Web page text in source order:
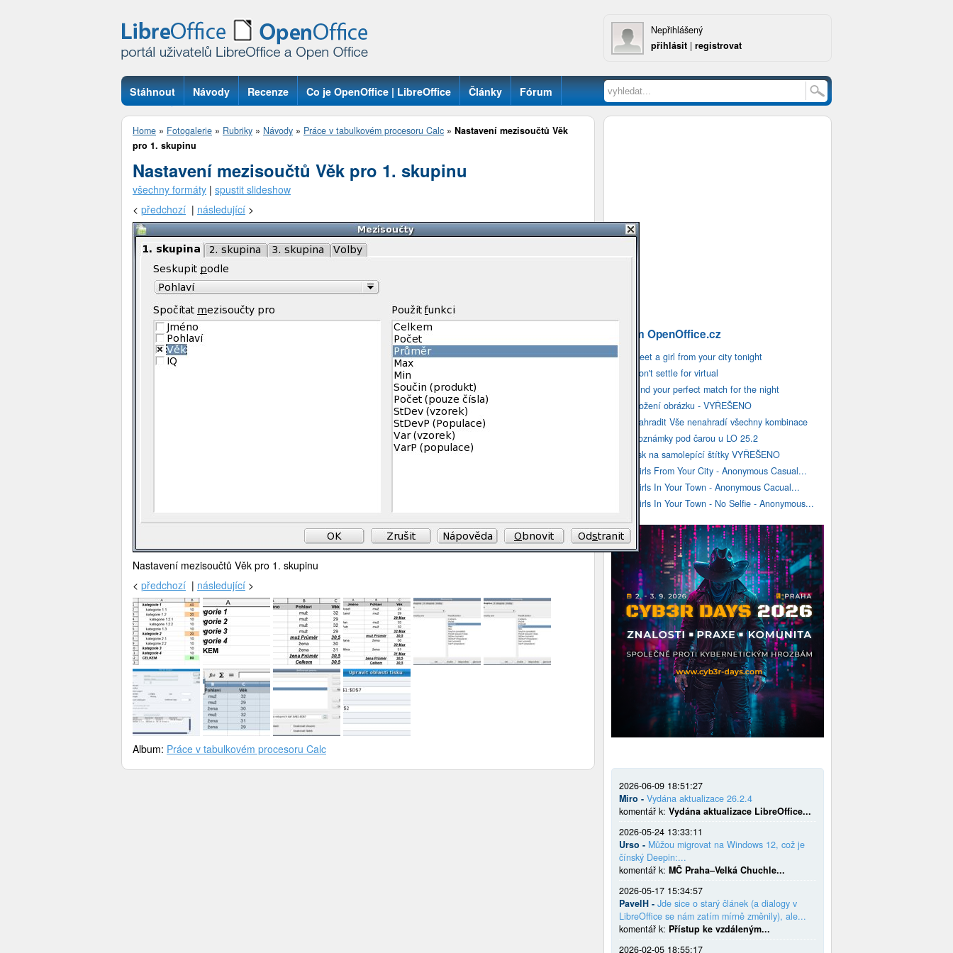
Nepřihlášený
přihlásit | registrovat
Stáhnout Návody Recenze Co je OpenOffice | LibreOffice Články Fórum
Otázky
Home » Fotogalerie » Rubriky » Návody » Práce v tabulkovém procesoru Calc » Nastavení mezisoučtů Věk
pro 1. skupinu
Nastavení mezisoučtů Věk pro 1. skupinu
všechny formáty | spustit slideshow
< předchozí | následující >
Nastavení mezisoučtů Věk pro 1. skupinu
< předchozí | následující >
Album: Práce v tabulkovém procesoru Calc
Forum OpenOffice.cz
Meet a girl from your city tonight
Don't settle for virtual
Find your perfect match for the night
vložení obrázku - VYŘEŠENO
Nahradit Vše nenahradí všechny kombinace
Poznámky pod čarou u LO 25.2
tisk na samolepící štítky VYŘEŠENO
Girls From Your City - Anonymous Casual...
Girls In Your Town - Anonymous Cacual...
Girls In Your Town - No Selfie - Anonymous...
2026-06-09 18:51:27
Miro - Vydána aktualizace 26.2.4
komentář k: Vydána aktualizace LibreOffice...
2026-05-24 13:33:11
Urso - Můžou migrovat na Windows 12, což je
čínský Deepin:...
komentář k: MČ Praha–Velká Chuchle...
2026-05-17 15:34:57
PavelH - Jde sice o starý článek (a dialogy v
LibreOffice se nám zatím mírně změnily), ale...
komentář k: Přístup ke vzdáleným...
2026-02-05 18:55:17